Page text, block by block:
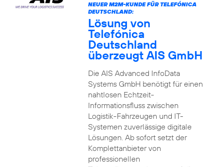
NEUER M2M-KUNDE FÜR TELEFÓNICA
DEUTSCHLAND:
Lösung von
Telefónica
Deutschland
überzeugt AIS GmbH
Die AIS Advanced InfoData
Systems GmbH benötigt für einen
nahtlosen Echtzeit-
Informationsfluss zwischen
Logistik-Fahrzeugen und IT-
Systemen zuverlässige digitale
Lösungen. Ab sofort setzt der
Komplettanbieter von
professionellen